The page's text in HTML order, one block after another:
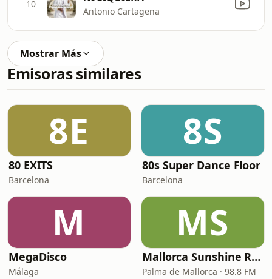
10
Antonio Cartagena
Mostrar Más
Emisoras similares
8E
80 EXITS
Barcelona
8S
80s Super Dance Floor
Barcelona
M
MegaDisco
Málaga
MS
Mallorca Sunshine Radio
Palma de Mallorca · 98.8 FM